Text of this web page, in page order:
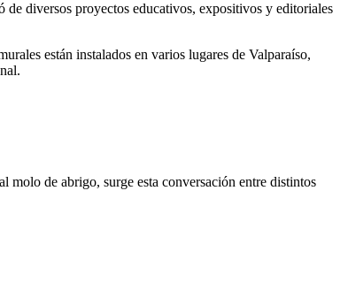
diversos proyectos educativos, expositivos y editoriales
están instalados en varios lugares de Valparaíso,
de abrigo, surge esta conversación entre distintos